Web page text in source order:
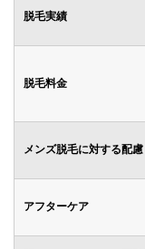
脱毛実績
脱毛料金
メンズ脱毛に対する配慮
アフターケア